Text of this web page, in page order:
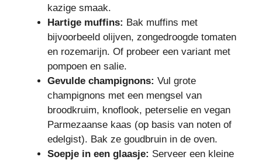
kazige smaak.
Hartige muffins: Bak muffins met
bijvoorbeeld olijven, zongedroogde tomaten
en rozemarijn. Of probeer een variant met
pompoen en salie.
Gevulde champignons: Vul grote
champignons met een mengsel van
broodkruim, knoflook, peterselie en vegan
Parmezaanse kaas (op basis van noten of
edelgist). Bak ze goudbruin in de oven.
Soepje in een glaasje: Serveer een kleine